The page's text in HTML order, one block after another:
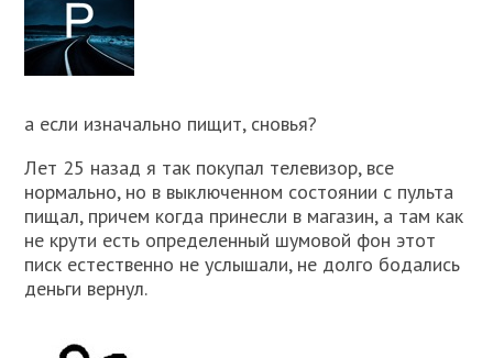
а если изначально пищит, сновья?
Лет 25 назад я так покупал телевизор, все
нормально, но в выключенном состоянии с пульта
пищал, причем когда принесли в магазин, а там как
не крути есть определенный шумовой фон этот
писк естественно не услышали, не долго бодались
деньги вернул.